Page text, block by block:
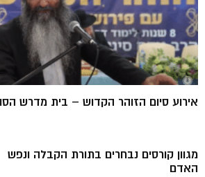
אירוע סיום הזוהר הקדוש – בית מדרש
מגוון קורסים נבחרים בתורת הקבלה ונפש
האדם